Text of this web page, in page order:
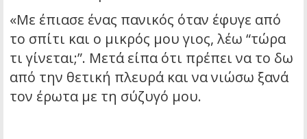
«Με έπιασε ένας πανικός όταν έφυγε από
το σπίτι και ο μικρός μου γιος, λέω “τώρα
τι γίνεται;”. Μετά είπα ότι πρέπει να το δω
από την θετική πλευρά και να νιώσω ξανά
τον έρωτα με τη σύζυγό μου.